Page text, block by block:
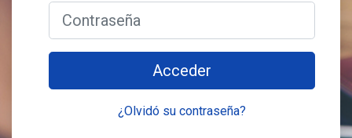
Acceder
¿Olvidó su contraseña?